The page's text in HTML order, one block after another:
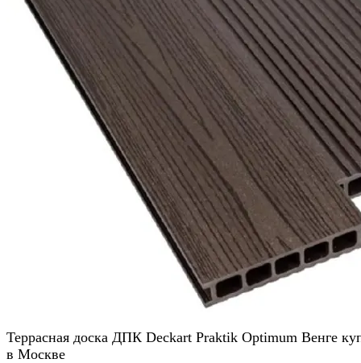
Террасная доска ДПК Deckart Praktik Optimum Венге
в Москве